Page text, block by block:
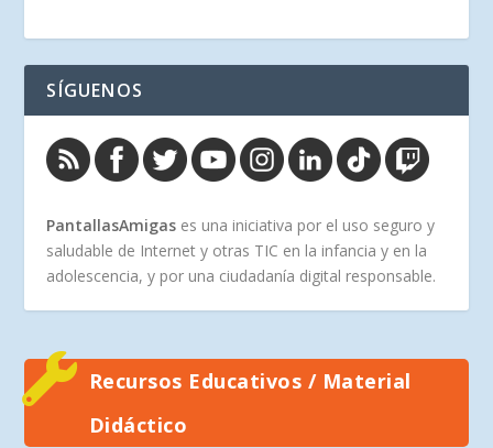
SÍGUENOS
PantallasAmigas es una iniciativa por el uso seguro y
saludable de Internet y otras TIC en la infancia y en la
adolescencia, y por una ciudadanía digital responsable.
Recursos Educativos / Material
Didáctico